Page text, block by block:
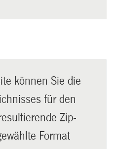
können Sie die
für den
Zip-
Format